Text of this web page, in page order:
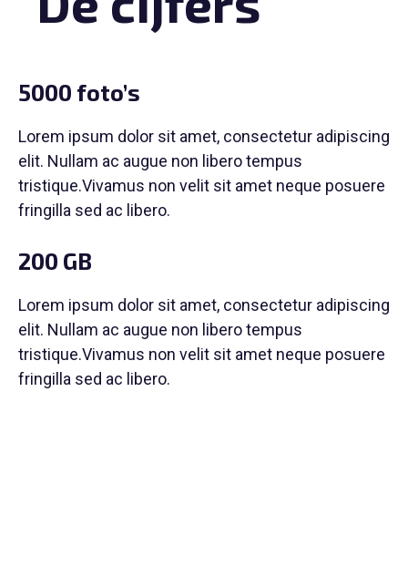
5000 foto’s
Lorem ipsum dolor sit amet, consectetur adipiscing
elit. Nullam ac augue non libero tempus
tristique.Vivamus non velit sit amet neque posuere
fringilla sed ac libero.
200 GB
Lorem ipsum dolor sit amet, consectetur adipiscing
elit. Nullam ac augue non libero tempus
tristique.Vivamus non velit sit amet neque posuere
fringilla sed ac libero.